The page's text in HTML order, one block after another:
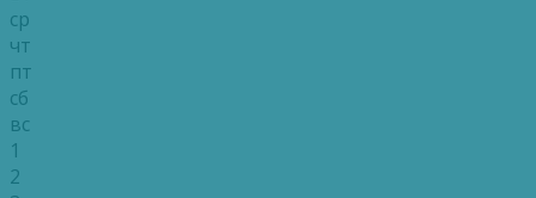
ср
чт
пт
сб
вс
1
2